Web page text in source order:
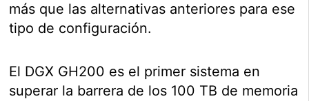
más que las alternativas anteriores para ese
tipo de configuración.
El DGX GH200 es el primer sistema en
superar la barrera de los 100 TB de memoria